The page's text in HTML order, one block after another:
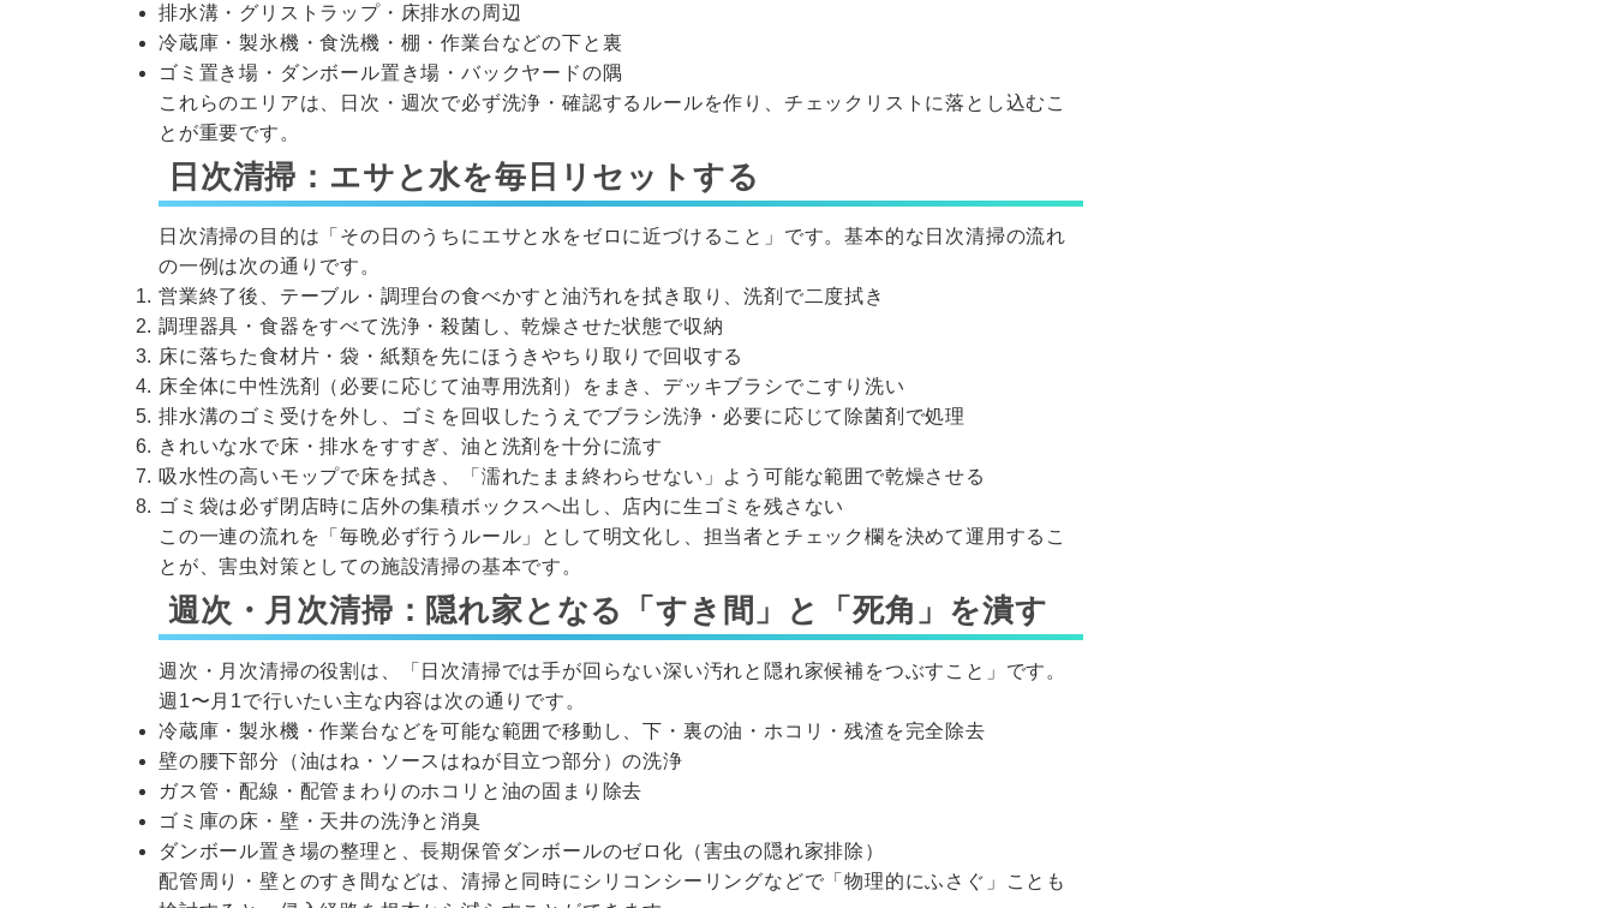
排水溝・グリストラップ・床排水の周辺
冷蔵庫・製氷機・食洗機・棚・作業台などの下と裏
ゴミ置き場・ダンボール置き場・バックヤードの隅
これらのエリアは、日次・週次で必ず洗浄・確認するルールを作り、チェックリストに落とし込むこ
とが重要です。
日次清掃：エサと水を毎日リセットする
日次清掃の目的は「その日のうちにエサと水をゼロに近づけること」です。基本的な日次清掃の流れ
の一例は次の通りです。
営業終了後、テーブル・調理台の食べかすと油汚れを拭き取り、洗剤で二度拭き
調理器具・食器をすべて洗浄・殺菌し、乾燥させた状態で収納
床に落ちた食材片・袋・紙類を先にほうきやちり取りで回収する
床全体に中性洗剤（必要に応じて油専用洗剤）をまき、デッキブラシでこすり洗い
排水溝のゴミ受けを外し、ゴミを回収したうえでブラシ洗浄・必要に応じて除菌剤で処理
きれいな水で床・排水をすすぎ、油と洗剤を十分に流す
吸水性の高いモップで床を拭き、「濡れたまま終わらせない」よう可能な範囲で乾燥させる
ゴミ袋は必ず閉店時に店外の集積ボックスへ出し、店内に生ゴミを残さない
この一連の流れを「毎晩必ず行うルール」として明文化し、担当者とチェック欄を決めて運用するこ
とが、害虫対策としての施設清掃の基本です。
週次・月次清掃：隠れ家となる「すき間」と「死角」を潰す
週次・月次清掃の役割は、「日次清掃では手が回らない深い汚れと隠れ家候補をつぶすこと」です。
週1〜月1で行いたい主な内容は次の通りです。
冷蔵庫・製氷機・作業台などを可能な範囲で移動し、下・裏の油・ホコリ・残渣を完全除去
壁の腰下部分（油はね・ソースはねが目立つ部分）の洗浄
ガス管・配線・配管まわりのホコリと油の固まり除去
ゴミ庫の床・壁・天井の洗浄と消臭
ダンボール置き場の整理と、長期保管ダンボールのゼロ化（害虫の隠れ家排除）
配管周り・壁とのすき間などは、清掃と同時にシリコンシーリングなどで「物理的にふさぐ」ことも